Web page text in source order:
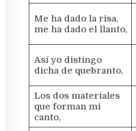
Me ha dado la risa,
me ha dado el llanto,
Así yo distingo
dicha de quebranto,
Los dos materiales
que forman mi
canto,